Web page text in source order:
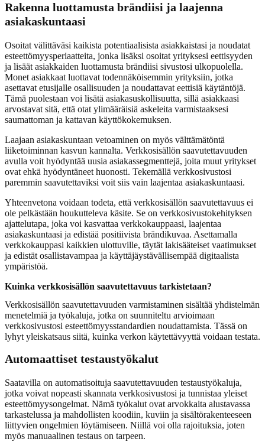
Rakenna luottamusta brändiisi ja laajenna
asiakaskuntaasi
Osoitat välittäväsi kaikista potentiaalisista asiakkaistasi ja noudatat
esteettömyysperiaatteita, jonka lisäksi osoitat yrityksesi eettisyyden
ja lisäät asiakkaiden luottamusta brändiisi sivustosi ulkopuolella.
Monet asiakkaat luottavat todennäköisemmin yrityksiin, jotka
asettavat etusijalle osallisuuden ja noudattavat eettisiä käytäntöjä.
Tämä puolestaan voi lisätä asiakasuskollisuutta, sillä asiakkaasi
arvostavat sitä, että otat ylimääräisiä askeleita varmistaaksesi
saumattoman ja kattavan käyttökokemuksen.
Laajaan asiakaskuntaan vetoaminen on myös välttämätöntä
liiketoiminnan kasvun kannalta. Verkkosisällön saavutettavuuden
avulla voit hyödyntää uusia asiakassegmenttejä, joita muut yritykset
ovat ehkä hyödyntäneet huonosti. Tekemällä verkkosivustosi
paremmin saavutettaviksi voit siis vain laajentaa asiakaskuntaasi.
Yhteenvetona voidaan todeta, että verkkosisällön saavutettavuus ei
ole pelkästään houkutteleva käsite. Se on verkkosivustokehityksen
ajattelutapa, joka voi kasvattaa verkkokauppaasi, laajentaa
asiakaskuntaasi ja edistää positiivista brändikuvaa. Asettamalla
verkkokauppasi kaikkien ulottuville, täytät lakisääteiset vaatimukset
ja edistät osallistavampaa ja käyttäjäystävällisempää digitaalista
ympäristöä.
Kuinka verkkosisällön saavutettavuus tarkistetaan?
Verkkosisällön saavutettavuuden varmistaminen sisältää yhdistelmän
menetelmiä ja työkaluja, jotka on suunniteltu arvioimaan
verkkosivustosi esteettömyysstandardien noudattamista. Tässä on
lyhyt yleiskatsaus siitä, kuinka verkon käytettävyyttä voidaan testata.
Automaattiset testaustyökalut
Saatavilla on automatisoituja saavutettavuuden testaustyökaluja,
jotka voivat nopeasti skannata verkkosivustosi ja tunnistaa yleiset
esteettömyysongelmat. Nämä työkalut ovat arvokkaita alustavassa
tarkastelussa ja mahdollisten koodiin, kuviin ja sisältörakenteeseen
liittyvien ongelmien löytämiseen. Niillä voi olla rajoituksia, joten
myös manuaalinen testaus on tarpeen.